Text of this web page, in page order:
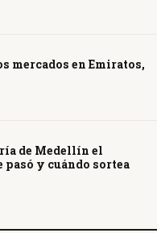
mercados en Emiratos,
de Medellín el
pasó y cuándo sortea